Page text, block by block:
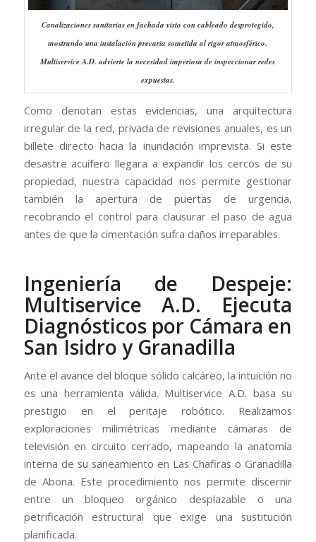
Canalizaciones sanitarias en fachada visto con cableado desprotegido,
mostrando una instalación precaria sometida al rigor atmosférico.
Multiservice A.D. advierte la necesidad imperiosa de inspeccionar redes
expuestas.
Como denotan estas evidencias, una arquitectura
irregular de la red, privada de revisiones anuales, es un
billete directo hacia la inundación imprevista. Si este
desastre acuífero llegara a expandir los cercos de su
propiedad, nuestra capacidad nos permite gestionar
también la apertura de puertas de urgencia,
recobrando el control para clausurar el paso de agua
antes de que la cimentación sufra daños irreparables.
Ingeniería de Despeje:
Multiservice A.D. Ejecuta
Diagnósticos por Cámara en
San Isidro y Granadilla
Ante el avance del bloque sólido calcáreo, la intuición no
es una herramienta válida. Multiservice A.D. basa su
prestigio en el peritaje robótico. Realizamos
exploraciones milimétricas mediante cámaras de
televisión en circuito cerrado, mapeando la anatomía
interna de su saneamiento en Las Chafiras o Granadilla
de Abona. Este procedimiento nos permite discernir
entre un bloqueo orgánico desplazable o una
petrificación estructural que exige una sustitución
planificada.